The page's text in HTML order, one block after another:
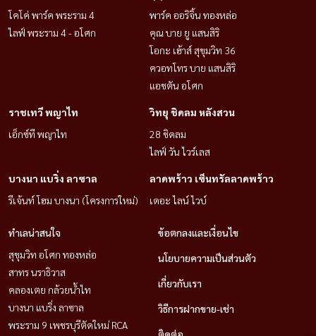
โคโค่ พาร์ค พระราม 4
ไลฟ์ พระราม 4 - อโศก
พาร์ค ออริจิ้น ทองหล่อ
คุณ บาย ยู แสนสิริ
โอกะ เฮ้าส์ สุขุมวิท 36
ควอทโทร บาย แสนสิริ
แอชตัน อโศก
ราชเทวี พญาไท
เอ็กซ์ที พญาไท
วิทยุ ชิดลม หลังสวน
28 ชิดลม
ไลฟ์ วัน ไวร์เลส
บางนา แบริ่ง ลาซาล
รีเจ้นท์ โฮม บางนา (โครงการใหม่)
ลาดพร้าว เซ็นทรัลลาดพร้าว
เดอะ ไลน์ ไวบ์
ทำเลน่าสนใจ
สุขุมวิท อโศก ทองหล่อ
สาทร นราธิวาส
คลองเตย กล้วยน้ำไท
บางนา แบริ่ง ลาซาล
พระราม 9 เพชรบุรีตัดใหม่ RCA
ข้อตกลงและเงื่อนไข
นโยบายความเป็นส่วนตัว
เกี่ยวกับเรา
วิธีการฝากขาย-เช่า